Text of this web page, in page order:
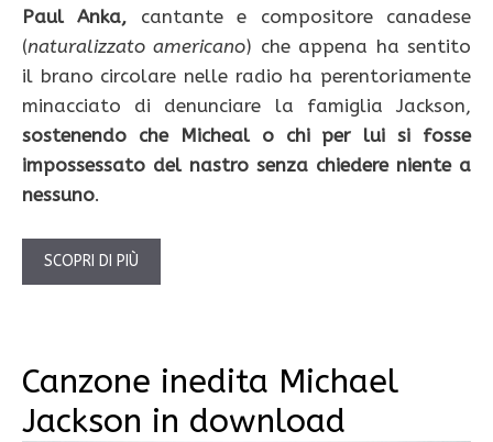
Paul Anka, cantante e compositore canadese
(naturalizzato americano) che appena ha sentito
il brano circolare nelle radio ha perentoriamente
minacciato di denunciare la famiglia Jackson,
sostenendo che Micheal o chi per lui si fosse
impossessato del nastro senza chiedere niente a
nessuno.
SCOPRI DI PIÙ
Canzone inedita Michael
Jackson in download